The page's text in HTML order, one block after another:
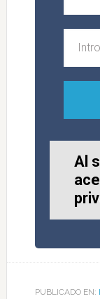
Al
PUBLICADO EN: